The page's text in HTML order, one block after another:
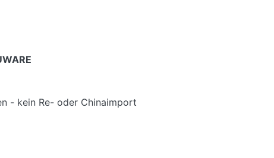
- kein Re- oder Chinaimport